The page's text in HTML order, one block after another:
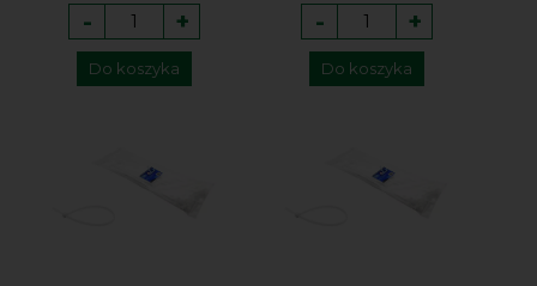
- +
Do koszyka
- +
Do koszyka